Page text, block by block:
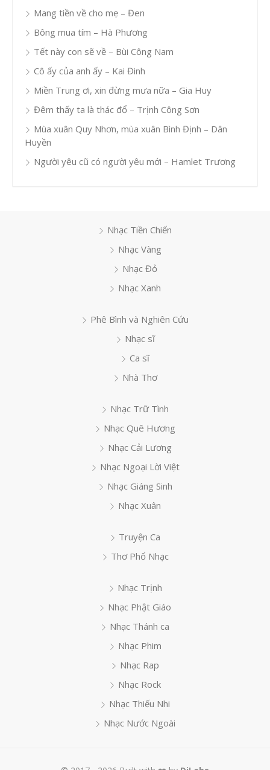
Mang tiền về cho mẹ – Đen
Bông mua tím – Hà Phương
Tết này con sẽ về – Bùi Công Nam
Cô ấy của anh ấy – Kai Đinh
Miền Trung ơi, xin đừng mưa nữa – Gia Huy
Đêm thấy ta là thác đổ – Trịnh Công Sơn
Mùa xuân Quy Nhơn, mùa xuân Bình Định – Dân
Huyền
Người yêu cũ có người yêu mới – Hamlet Trương
Nhạc Tiền Chiến
Nhạc Vàng
Nhạc Đỏ
Nhạc Xanh
Phê Bình và Nghiên Cứu
Nhạc sĩ
Ca sĩ
Nhà Thơ
Nhạc Trữ Tình
Nhạc Quê Hương
Nhạc Cải Lương
Nhạc Ngoại Lời Việt
Nhạc Giáng Sinh
Nhạc Xuân
Truyện Ca
Thơ Phổ Nhạc
Nhạc Trịnh
Nhạc Phật Giáo
Nhạc Thánh ca
Nhạc Phim
Nhạc Rap
Nhạc Rock
Nhạc Thiếu Nhi
Nhạc Nước Ngoài